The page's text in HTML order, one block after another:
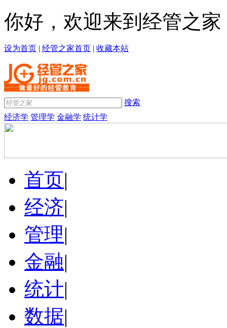
你好，欢迎来到经管之家
设为首页 | 经管之家首页 | 收藏本站
搜索
经济学 管理学 金融学 统计学
首页|
经济|
管理|
金融|
统计|
数据|